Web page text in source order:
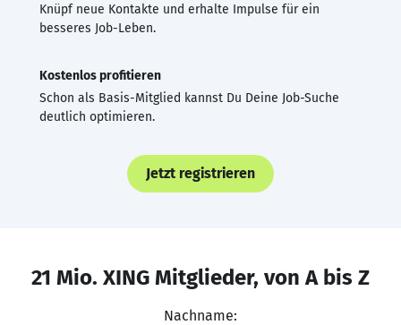
Knüpf neue Kontakte und erhalte Impulse für ein
besseres Job-Leben.
Kostenlos profitieren
Schon als Basis-Mitglied kannst Du Deine Job-Suche
deutlich optimieren.
Jetzt registrieren
21 Mio. XING Mitglieder, von A bis Z
Nachname: